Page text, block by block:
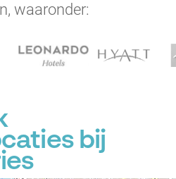
waaronder:
bij